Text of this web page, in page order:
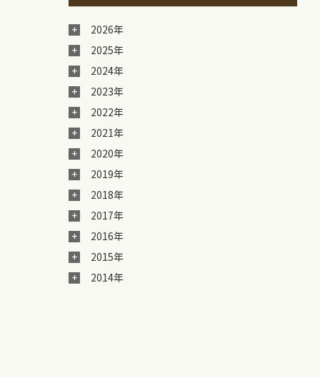
2026年
2025年
2024年
2023年
2022年
2021年
2020年
2019年
2018年
2017年
2016年
2015年
2014年